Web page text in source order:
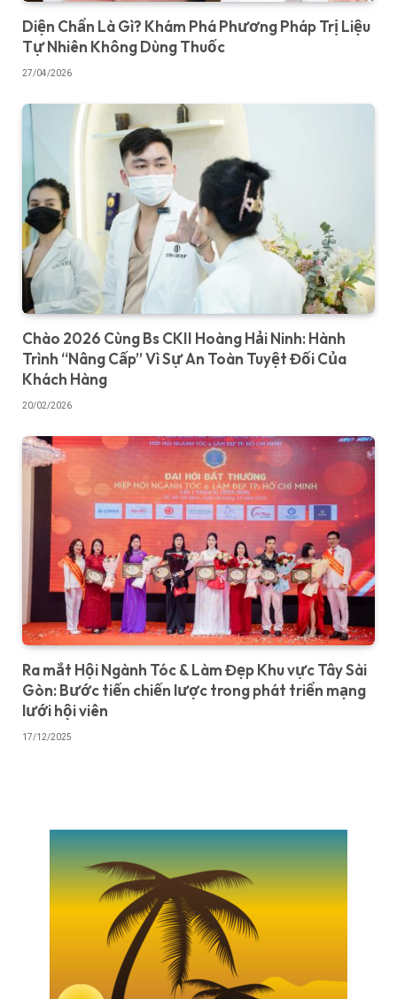
Diện Chẩn Là Gì? Khám Phá Phương Pháp Trị Liệu
Tự Nhiên Không Dùng Thuốc
27/04/2026
Chào 2026 Cùng Bs CKII Hoàng Hải Ninh: Hành
Trình “Nâng Cấp” Vì Sự An Toàn Tuyệt Đối Của
Khách Hàng
20/02/2026
Ra mắt Hội Ngành Tóc & Làm Đẹp Khu vực Tây Sài
Gòn: Bước tiến chiến lược trong phát triển mạng
lưới hội viên
17/12/2025